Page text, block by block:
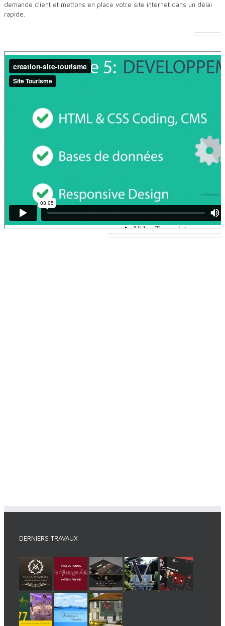
demande client et mettons en place votre site internet dans un délai
rapide.
DERNIERS TRAVAUX